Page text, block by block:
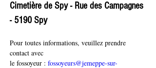
Cimetière de Spy - Rue des Campagnes
- 5190 Spy
Pour toutes informations, veuillez prendre
contact avec
le fossoyeur : fossoyeurs@jemeppe-sur-